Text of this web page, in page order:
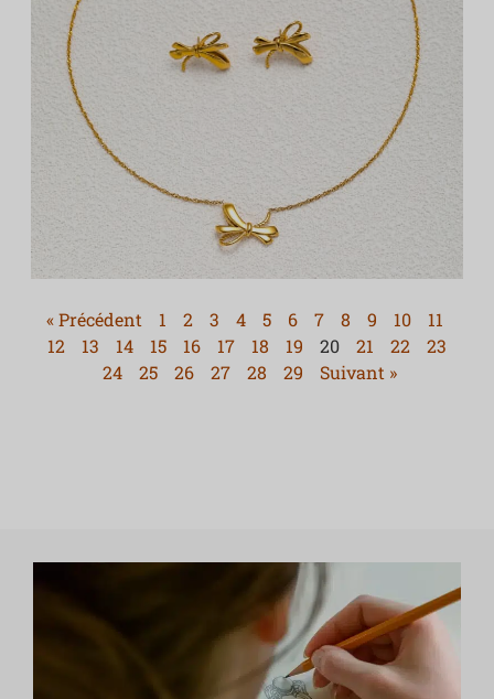
« Précédent 1 2 3 4 5 6 7 8 9 10
11
12
13 14 15 16 17 18 19 20 21 22
23
24
25 26 27 28 29 Suivant »